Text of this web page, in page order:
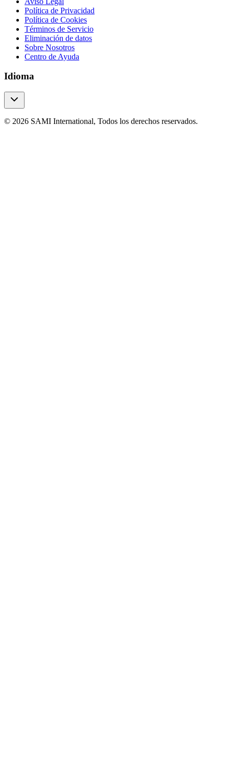
Política de Privacidad
Política de Cookies
Términos de Servicio
Eliminación de datos
Sobre Nosotros
Centro de Ayuda
Idioma
© 2026 SAMI International, Todos los derechos reservados.